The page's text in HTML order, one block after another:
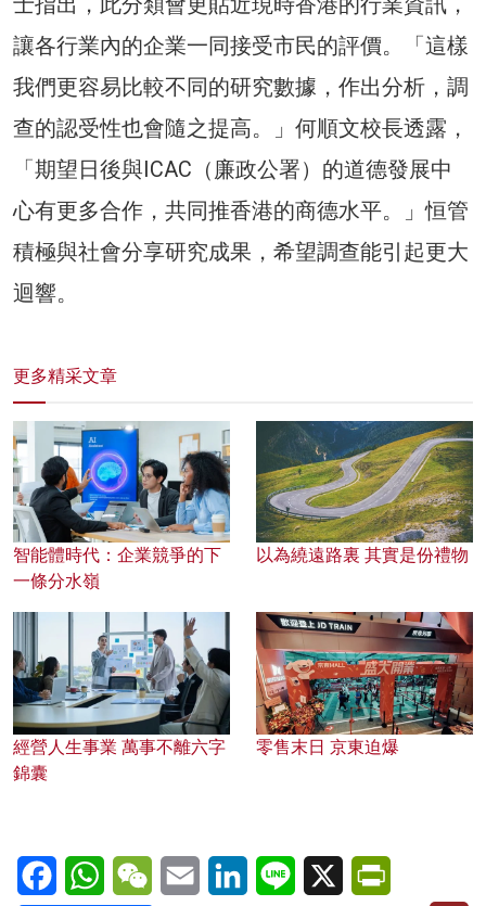
讓各行業內的企業一同接受市民的評價。「這樣
我們更容易比較不同的研究數據，作出分析，調
查的認受性也會隨之提高。」何順文校長透露，
「期望日後與ICAC（廉政公署）的道德發展中
心有更多合作，共同推香港的商德水平。」恒管
積極與社會分享研究成果，希望調查能引起更大
迴響。
更多精采文章
智能體時代：企業競爭的下
一條分水嶺
以為繞遠路裏 其實是份禮物
經營人生事業 萬事不離六字
錦囊
零售末日 京東迫爆
FacebookWhatsAppWeChatEmail LinkedInLine X